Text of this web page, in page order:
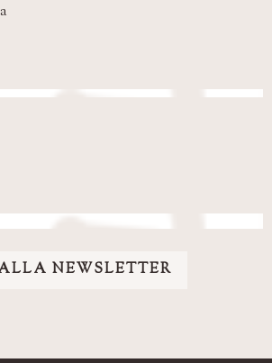
NEWSLETTER